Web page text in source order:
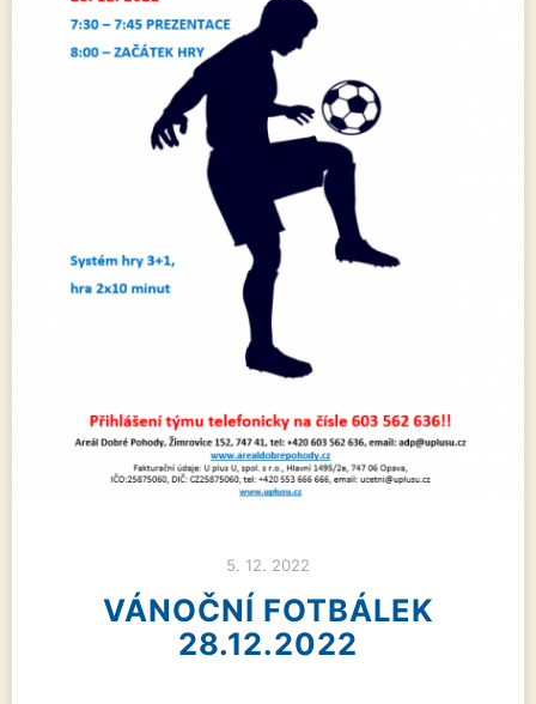
5. 12. 2022
VÁNOČNÍ FOTBÁLEK
28.12.2022